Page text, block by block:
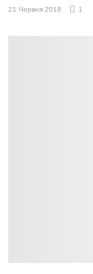
21 Червня 2018 1